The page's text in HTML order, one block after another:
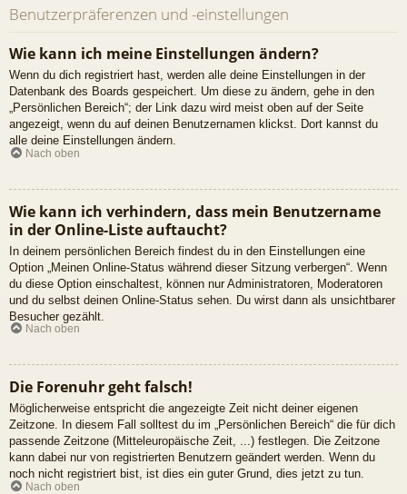
Benutzerpräferenzen und -einstellungen
Wie kann ich meine Einstellungen ändern?
Wenn du dich registriert hast, werden alle deine Einstellungen in der
Datenbank des Boards gespeichert. Um diese zu ändern, gehe in den
„Persönlichen Bereich“; der Link dazu wird meist oben auf der Seite
angezeigt, wenn du auf deinen Benutzernamen klickst. Dort kannst du
alle deine Einstellungen ändern.
Nach oben
Wie kann ich verhindern, dass mein Benutzername
in der Online-Liste auftaucht?
In deinem persönlichen Bereich findest du in den Einstellungen eine
Option „Meinen Online-Status während dieser Sitzung verbergen“. Wenn
du diese Option einschaltest, können nur Administratoren, Moderatoren
und du selbst deinen Online-Status sehen. Du wirst dann als unsichtbarer
Besucher gezählt.
Nach oben
Die Forenuhr geht falsch!
Möglicherweise entspricht die angezeigte Zeit nicht deiner eigenen
Zeitzone. In diesem Fall solltest du im „Persönlichen Bereich“ die für dich
passende Zeitzone (Mitteleuropäische Zeit, ...) festlegen. Die Zeitzone
kann dabei nur von registrierten Benutzern geändert werden. Wenn du
noch nicht registriert bist, ist dies ein guter Grund, dies jetzt zu tun.
Nach oben